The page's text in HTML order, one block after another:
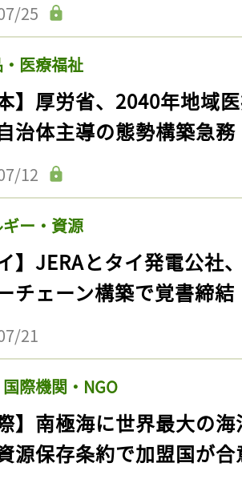
25
医療福祉
本】厚労省、2040年地域
治体主導の態勢構築急務
12
ー・資源
イ】JERAとタイ発電公社
チェーン構築で覚書締結
21
際機関・NGO
際】南極海に世界最大の
源保存条約で加盟国が合
事をお気に入りに
ログインが必
会員登録